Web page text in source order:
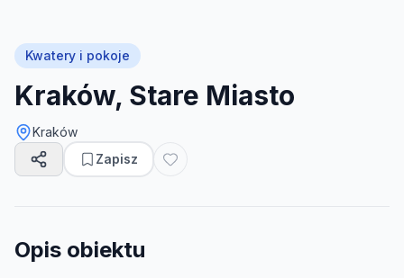
Kwatery i pokoje
Kraków, Stare Miasto
Kraków
Zapisz
Opis obiektu